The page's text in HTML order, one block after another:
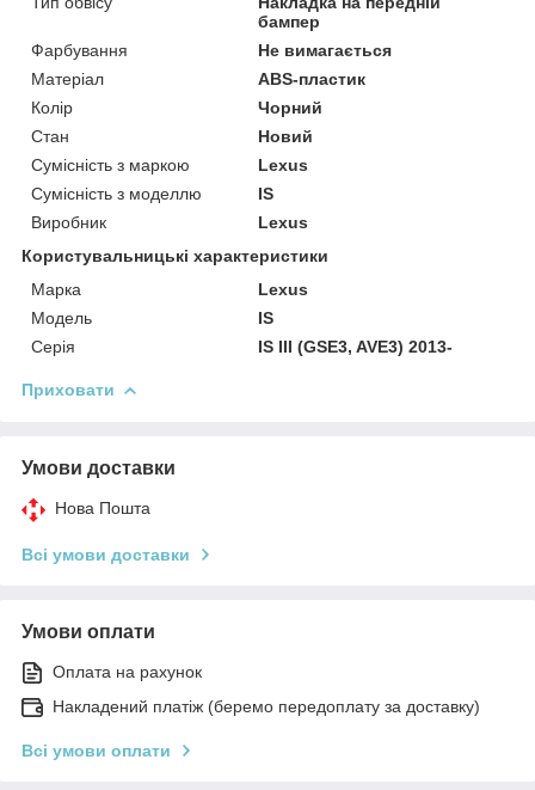
бампер
Фарбування
Не вимагається
Матеріал
ABS-пластик
Колір
Чорний
Стан
Новий
Сумісність з маркою
Lexus
Сумісність з моделлю
IS
Виробник
Lexus
Користувальницькі характеристики
Марка
Lexus
Модель
IS
Серія
IS III (GSE3, AVE3) 2013-
Приховати
Умови доставки
Нова Пошта
Всі умови доставки
Умови оплати
Оплата на рахунок
Накладений платіж (беремо передоплату за доставку)
Всі умови оплати